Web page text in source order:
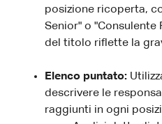
posizione ricoperta,
Senior" o "Consulente
del titolo riflette la
Elenco puntato:
descrivere le
raggiunti in ogni